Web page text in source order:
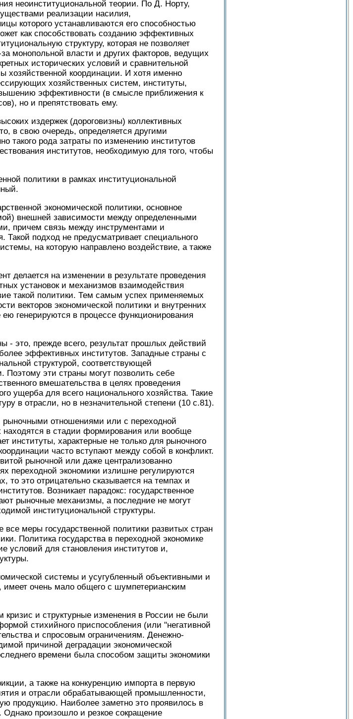
неоинституциональной теории. По Д. Норту,
реализации насилия,
которого устанавливаются его способностью
как способствовать созданию эффективных
структуру, которая не позволяет
монопольной власти и других факторов, ведущих
исторических условий и сравнительной
хозяйственной координации. И хотя именно
хозяйственных систем, институты,
эффективности (в смысле приближения к
но и препятствовать ему.
издержек (дороговизны) коллективных
в свою очередь, определяется другими
такого рода затраты по изменению институтов
институтов, необходимую для того, чтобы
политики в рамках институциональной
экономической политики, основное
внешней зависимости между определенными
причем связь между инструментами и
Такой подход не предусматривает специального
на которую направлено воздействие, а также
делается на изменении в результате проведения
установок и механизмов взаимодействия
такой политики. Тем самым успех применяемых
векторов экономической политики и внутренних
генерируются в процессе функционирования
- это, прежде всего, результат прошлых действий
эффективных институтов. Западные страны с
структурой, соответствующей
эти страны могут позволить себе
вмешательства в целях проведения
ущерба для всего национального хозяйства. Такие
в отрасли, но в незначительной степени (10 с.81).
рыночными отношениями или с переходной
в стадии формирования или вообще
институты, характерные не только для рыночного
часто вступают между собой в конфликт.
рыночной или даже централизованно
переходной экономики излишне регулируются
это отрицательно сказывается на темпах и
Возникает парадокс: государственное
рыночные механизмы, а последние не могут
институциональной структуры.
меры государственной политики развитых стран
Политика государства в переходной экономике
условий для становления институтов и,
системы и усугубленный объективными и
очень мало общего с шумпетерианским
и структурные изменения в России не были
стихийного приспособления (или "негативной
и спросовым ограничениям. Денежно-
причиной деградации экономической
времени была способом защиты экономики
а также на конкуренцию импорта в первую
и отрасли обрабатывающей промышленности,
продукцию. Наиболее заметно это проявилось в
произошло и резкое сокращение